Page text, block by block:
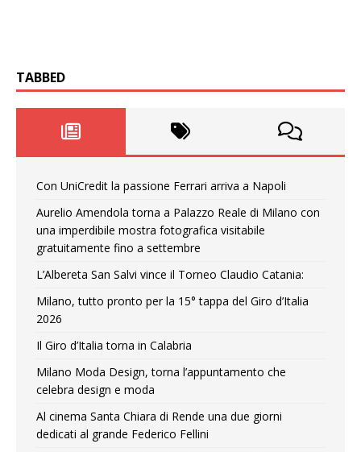
TABBED
Con UniCredit la passione Ferrari arriva a Napoli
Aurelio Amendola torna a Palazzo Reale di Milano con
una imperdibile mostra fotografica visitabile
gratuitamente fino a settembre
L’Albereta San Salvi vince il Torneo Claudio Catania:
Milano, tutto pronto per la 15° tappa del Giro d’Italia
2026
Il Giro d’Italia torna in Calabria
Milano Moda Design, torna l’appuntamento che
celebra design e moda
Al cinema Santa Chiara di Rende una due giorni
dedicati al grande Federico Fellini